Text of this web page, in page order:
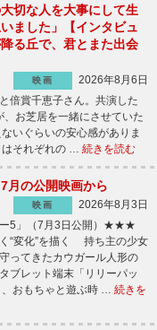
切な人を大事にして生
ました」【インタビュ
る丘で、君とまた出会
映画
2026年8月6日
倍賞千恵子さん。共演した
お芝居を一緒にさせていた
いぐらいの安心感がありま
はそれぞれの … 続きを読む
7月の公開映画から
映画
2026年8月3日
ー5」（7月3日公開）★★★
“変化”を描く 持ち主の少女
ってきたカウガール人形の
ブレット端末「リリーパッ
、おもちゃと遊ぶ時 … 続きを